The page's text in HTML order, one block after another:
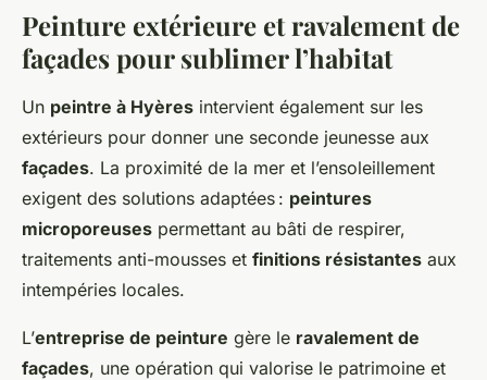
Peinture extérieure et ravalement de
façades pour sublimer l’habitat
Un peintre à Hyères intervient également sur les
extérieurs pour donner une seconde jeunesse aux
façades. La proximité de la mer et l’ensoleillement
exigent des solutions adaptées : peintures
microporeuses permettant au bâti de respirer,
traitements anti-mousses et finitions résistantes aux
intempéries locales.
L’entreprise de peinture gère le ravalement de
façades, une opération qui valorise le patrimoine et